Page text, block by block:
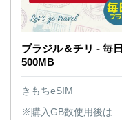
ブラジル＆チリ - 毎日
500MB
きもちeSIM
※購入GB数使用後は